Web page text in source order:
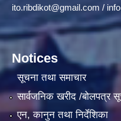
ito.ribdikot@gmail.com /
Notices
सूचना तथा समाचार
सार्वजनिक खरीद /बोलपत्र
एन, कानुन तथा निर्देशिका